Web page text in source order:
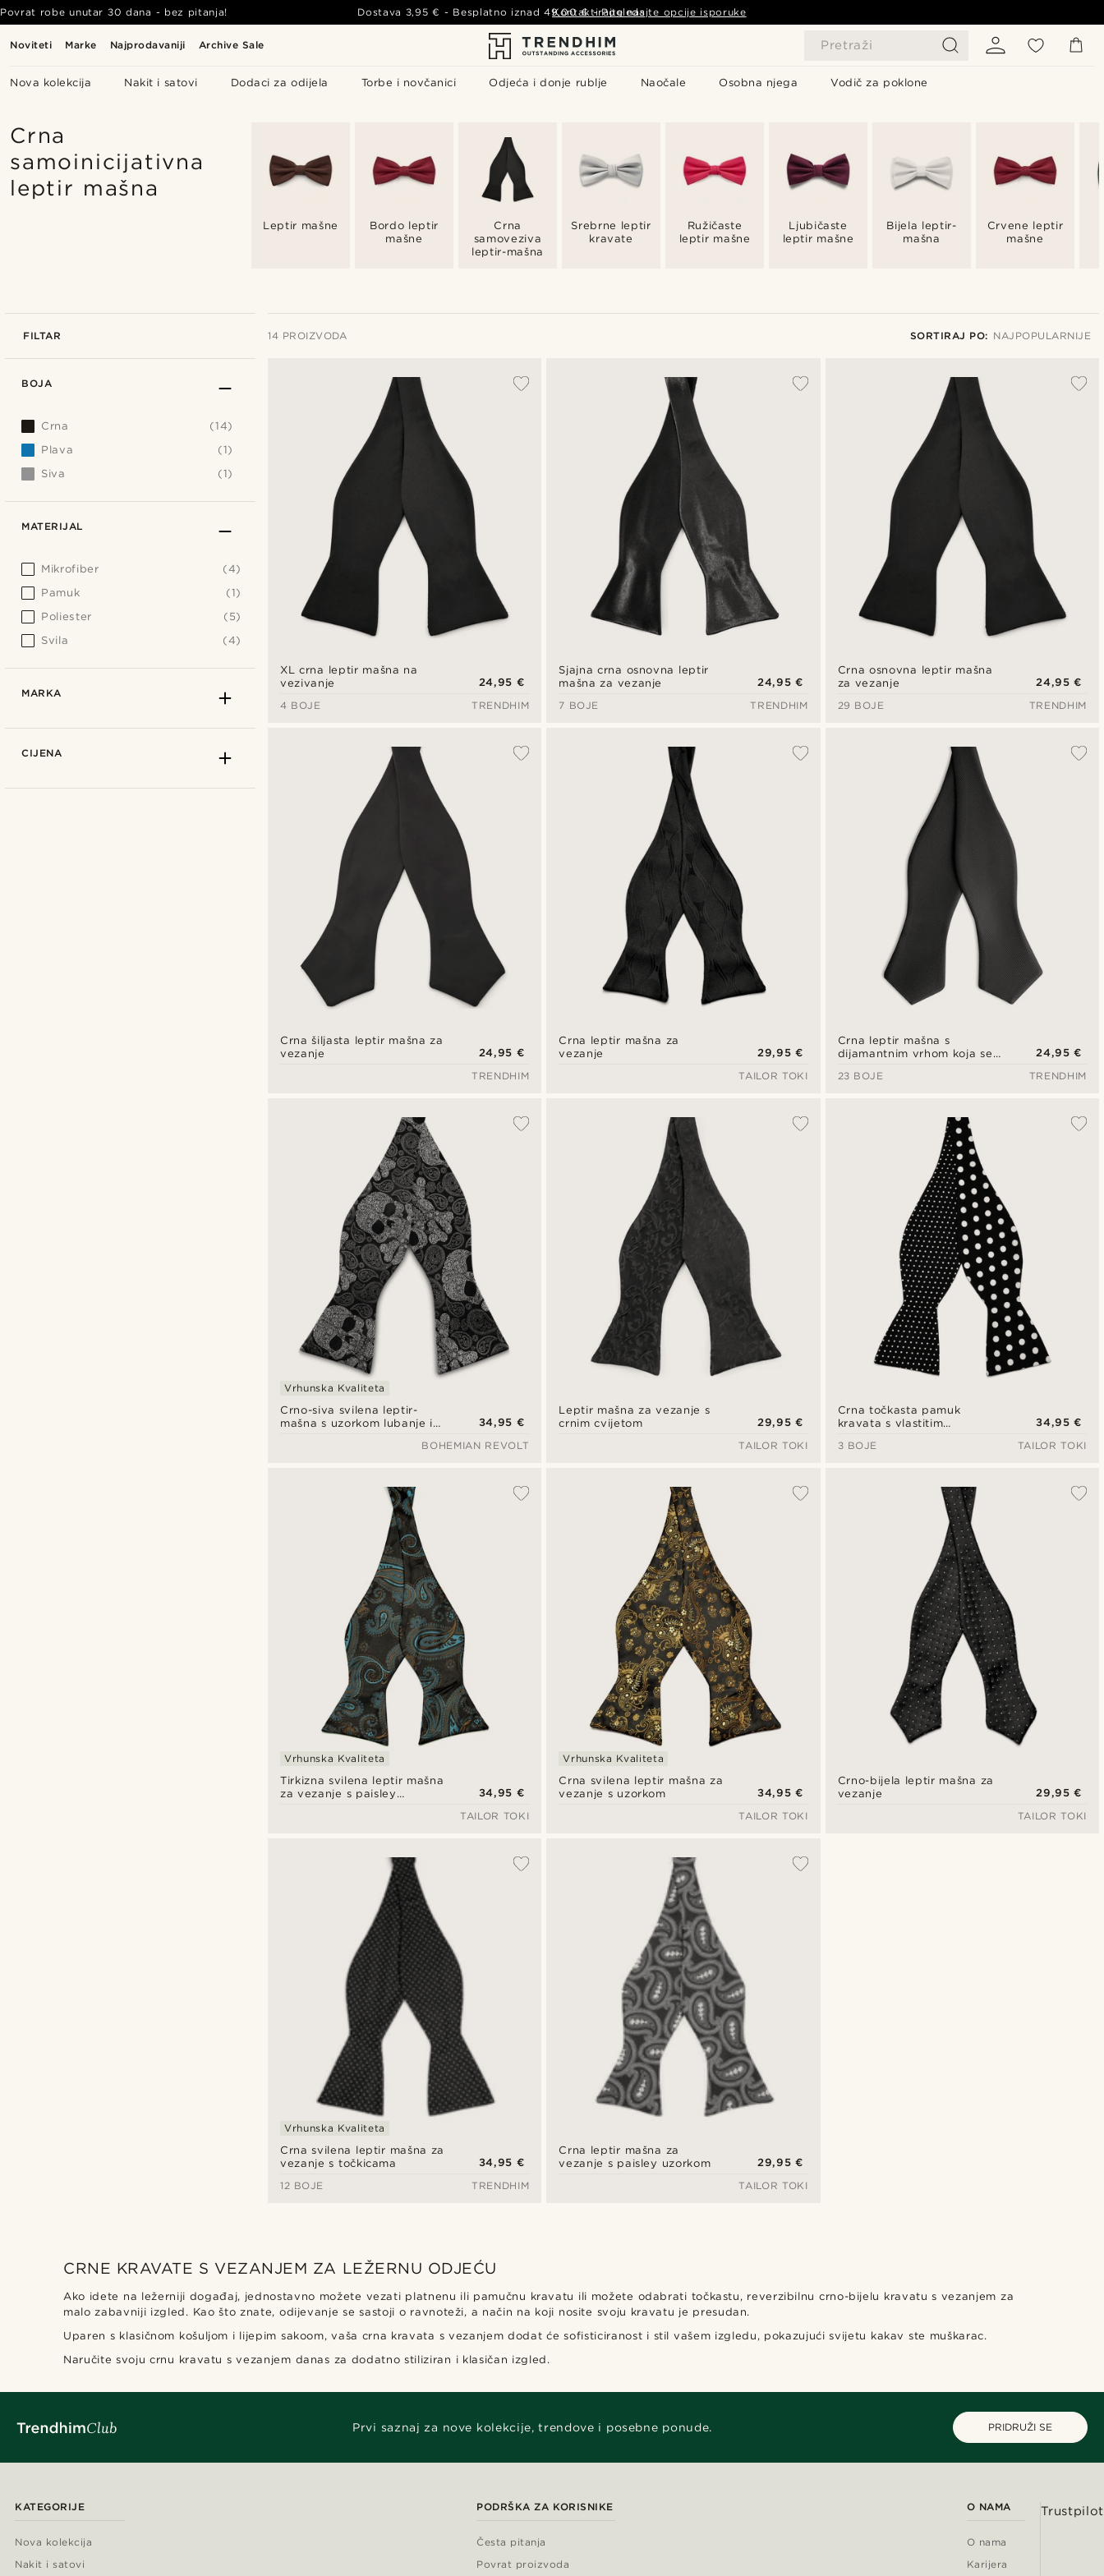
Noviteti Marke Najprodavaniji Archive Sale Pretraži
Nova kolekcija Nakit i satovi Dodaci za odijela Torbe i novčanici Odjeća i donje rublje Naočale Osobna njega Vodič za poklone
Povrat robe unutar 30 dana - bez pitanja! Dostava 3,95 € - Besplatno iznad49,00 € - Pogledajte opcije isporuke
Kontaktirajte nas
Crna
samoinicijativna
leptir mašna
Leptir mašne
Bordo leptir
mašne
Crna
samoveziva
leptir-mašna
Srebrne leptir
kravate
Ružičaste
leptir mašne
Ljubičaste
leptir mašne
Bijela leptir-
mašna
Crvene leptir
mašne
FILTAR 14 PROIZVODA SORTIRAJ PO: NAJPOPULARNIJE
Najpopularnije
Najnovije
Najniža cijena
Najviša cijena
XL crna leptir mašna na
vezivanje
24,95 €
4 BOJE
TRENDHIM
Sjajna crna osnovna leptir
mašna za vezanje
24,95 €
7 BOJE
TRENDHIM
Crna osnovna leptir mašna
za vezanje
24,95 €
29 BOJE
TRENDHIM
Crna šiljasta leptir mašna za
vezanje
24,95 €
TRENDHIM
Crna leptir mašna za
vezanje
29,95 €
TAILOR TOKI
Crna leptir mašna s
dijamantnim vrhom koja se
24,95 €
23 BOJE
TRENDHIM
Crno-siva svilena leptir-
mašna s uzorkom lubanje i
Vrhunska Kvaliteta
34,95 €
BOHEMIAN REVOLT
Leptir mašna za vezanje s
crnim cvijetom
29,95 €
TAILOR TOKI
Crna točkasta pamuk
kravata s vlastitim
34,95 €
3 BOJE
TAILOR TOKI
Tirkizna svilena leptir mašna
za vezanje s paisley
Vrhunska Kvaliteta
34,95 €
TAILOR TOKI
Crna svilena leptir mašna za
vezanje s uzorkom
Vrhunska Kvaliteta
34,95 €
TAILOR TOKI
Crno-bijela leptir mašna za
vezanje
29,95 €
TAILOR TOKI
Crna svilena leptir mašna za
vezanje s točkicama
Vrhunska Kvaliteta
34,95 €
12 BOJE
TRENDHIM
Crna leptir mašna za
vezanje s paisley uzorkom
29,95 €
TAILOR TOKI
BOJA
Crna
(14)
Plava
(1)
Siva
(1)
MATERIJAL
Mikrofiber
(4)
Pamuk
(1)
Poliester
(5)
Svila
(4)
MARKA
CIJENA
CRNE KRAVATE S VEZANJEM ZA LEŽERNU ODJEĆU
Ako idete na ležerniji događaj, jednostavno možete vezati platnenu ili pamučnu kravatu ili možete odabrati točkastu, reverzibilnu crno-bijelu kravatu s vezanjem za
malo zabavniji izgled. Kao što znate, odijevanje se sastoji o ravnoteži, a način na koji nosite svoju kravatu je presudan.
Uparen s klasičnom košuljom i lijepim sakoom, vaša crna kravata s vezanjem dodat će sofisticiranost i stil vašem izgledu, pokazujući svijetu kakav ste muškarac.
Naručite svoju crnu kravatu s vezanjem danas za dodatno stiliziran i klasičan izgled.
Prvi saznaj za nove kolekcije, trendove i posebne ponude. PRIDRUŽI SE
KATEGORIJE
Nova kolekcija
Nakit i satovi
PODRŠKA ZA KORISNIKE
Česta pitanja
Povrat proizvoda
O NAMA
O nama
Karijera
Trustpilot